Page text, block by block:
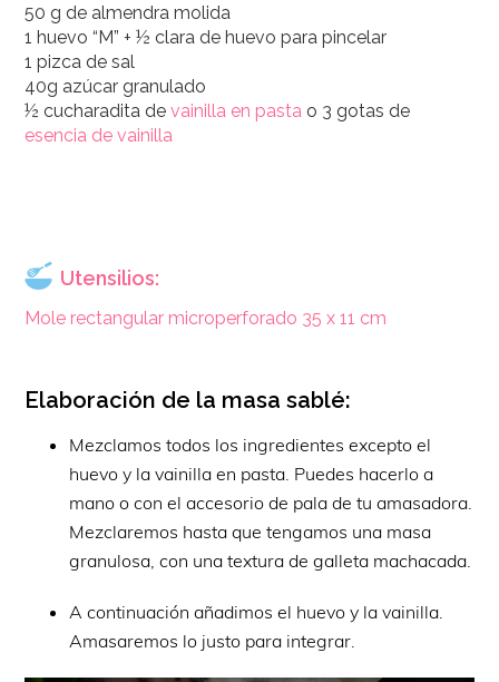
50 g de almendra molida
1 huevo “M” + ½ clara de huevo para pincelar
1 pizca de sal
40g azúcar granulado
½ cucharadita devainilla en pasta o 3 gotas de
esencia de vainilla
Utensilios:
Mole rectangular microperforado 35 x 11 cm
Elaboración de la masa sablé:
Mezclamos todos los ingredientes excepto el
huevo y la vainilla en pasta. Puedes hacerlo a
mano o con el accesorio de pala de tu amasadora.
Mezclaremos hasta que tengamos una masa
granulosa, con una textura de galleta machacada.
A continuación añadimos el huevo y la vainilla.
Amasaremos lo justo para integrar.